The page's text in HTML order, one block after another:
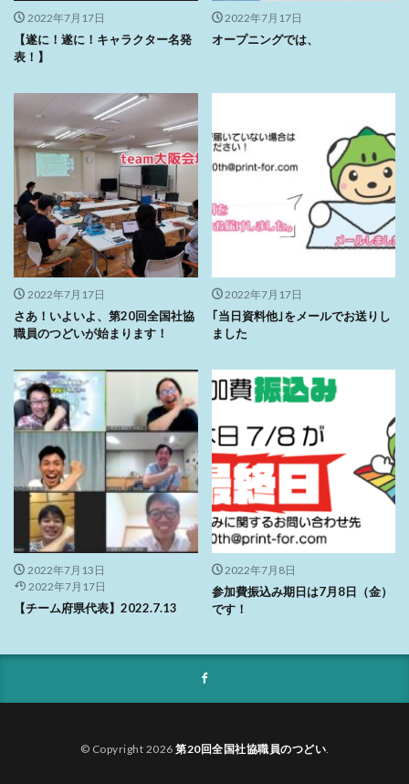
2022年7月17日
【遂に！遂に！キャラクター名発
表！】
2022年7月17日
オープニングでは、
2022年7月17日
さあ！いよいよ、第20回全国社協
職員のつどいが始まります！
2022年7月17日
｢当日資料他｣をメールでお送りし
ました
2022年7月13日
2022年7月17日
【チーム府県代表】2022.7.13
2022年7月8日
参加費振込み期日は7月8日（金）
です！
© Copyright 2026 第20回全国社協職員のつどい.